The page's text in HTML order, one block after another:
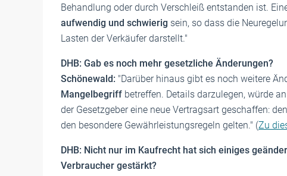
Behandlung oder durch Verschleiß entstanden ist.
aufwendig und schwierig sein, so dass die
Lasten der Verkäufer darstellt."
DHB: Gab es noch mehr gesetzliche Änderungen?
Schönewald: "Darüber hinaus gibt es noch weitere
Mangelbegriff betreffen. Details darzulegen, würde
der Gesetzgeber eine neue Vertragsart geschaffen: den
den besondere Gewährleistungsregeln gelten." (Zu
DHB: Nicht nur im Kaufrecht hat sich einiges
Verbraucher gestärkt?